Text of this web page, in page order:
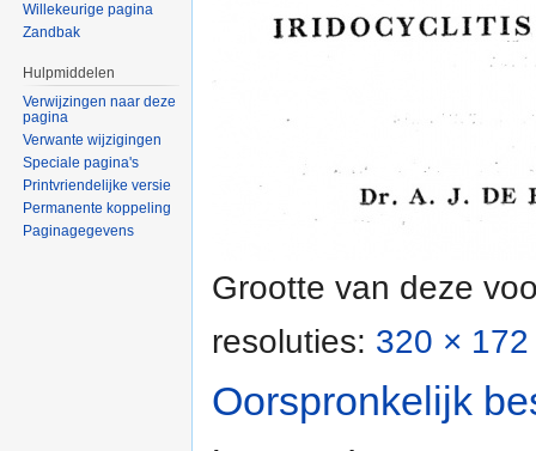
Grootte van deze
resoluties: 320 ×
Oorspronkelijk
Willekeurige pagina
Zandbak
Hulpmiddelen
Verwijzingen naar deze
pagina
Verwante wijzigingen
Speciale pagina's
Printvriendelijke versie
Permanente koppeling
Paginagegevens